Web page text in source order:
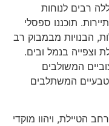
רבים לנוחות
תוכננו ספסלי
הבנויות מבמבוק רב
בנמל ובים.
המשולבים
המשתלבים
הטיילת, ויהוו מוקדי